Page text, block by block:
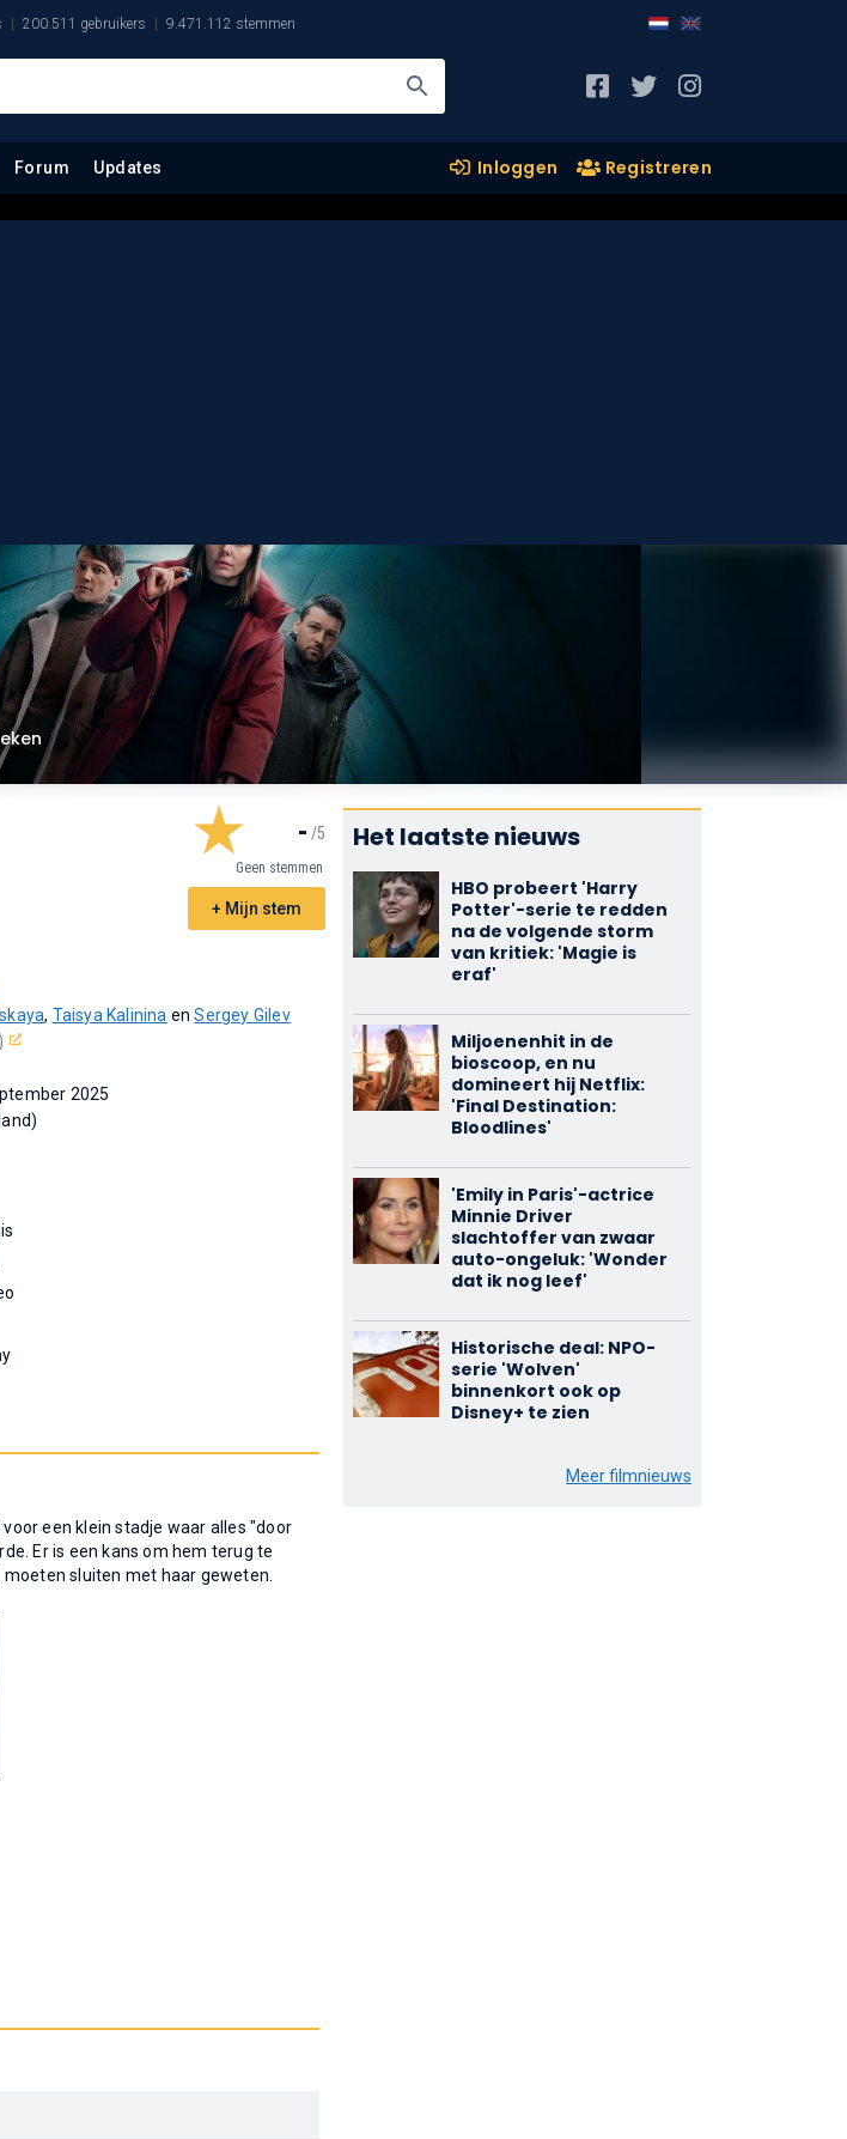
200.511 gebruikers 9.471.112 stemmen
Forum Updates Inloggen Registreren
-
Geen stemmen
+ Mijn stem
, Taisya Kalinina enSergey Gilev
2025
een klein stadje waar alles "door
Er is een kans om hem terug te
sluiten met haar geweten.
Het laatste nieuws
HBO probeert 'Harry
Potter'-serie te redden
na de volgende storm
van kritiek: 'Magie is
eraf'
Miljoenenhit in de
bioscoop, en nu
domineert hij Netflix:
'Final Destination:
Bloodlines'
'Emily in Paris'-actrice
Minnie Driver
slachtoffer van zwaar
auto-ongeluk: 'Wonder
dat ik nog leef'
Historische deal: NPO-
serie 'Wolven'
binnenkort ook op
Disney+ te zien
Meer filmnieuws